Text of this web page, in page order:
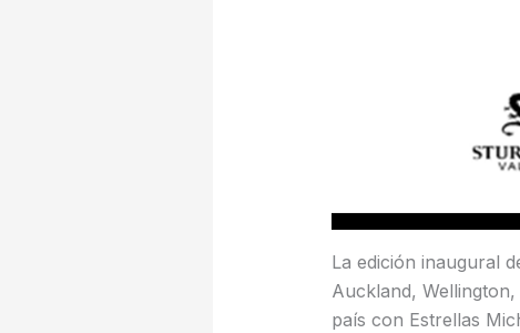
La edición inaugural
Auckland,
país con Estrellas